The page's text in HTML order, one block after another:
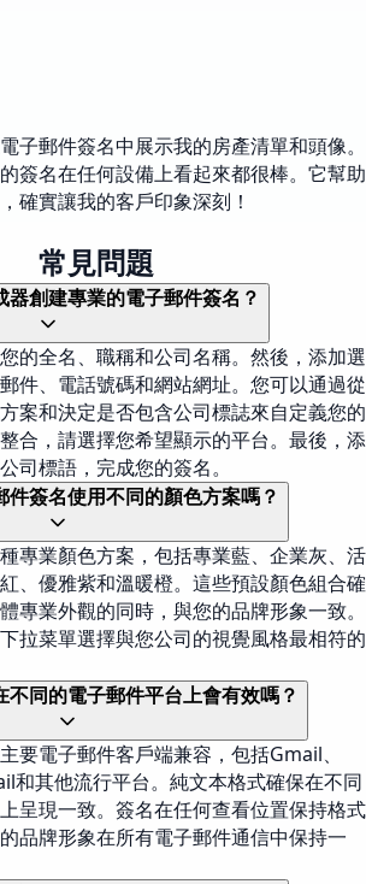
子郵件簽名中展示我的房產清單和頭像。
簽名在任何設備上看起來都很棒。它幫助
確實讓我的客戶印象深刻！
常見問題
器創建專業的電子郵件簽名？
的全名、職稱和公司名稱。然後，添加選
件、電話號碼和網站網址。您可以通過從
案和決定是否包含公司標誌來自定義您的
合，請選擇您希望顯示的平台。最後，添
司標語，完成您的簽名。
件簽名使用不同的顏色方案嗎？
專業顏色方案，包括專業藍、企業灰、活
、優雅紫和溫暖橙。這些預設顏色組合確
專業外觀的同時，與您的品牌形象一致。
拉菜單選擇與您公司的視覺風格最相符的
不同的電子郵件平台上會有效嗎？
要電子郵件客戶端兼容，包括Gmail、
其他流行平台。純文本格式確保在不同
呈現一致。簽名在任何查看位置保持格式
品牌形象在所有電子郵件通信中保持一